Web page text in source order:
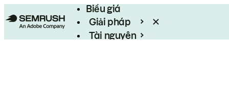
Biểu giá
Giải pháp
Tài nguyên